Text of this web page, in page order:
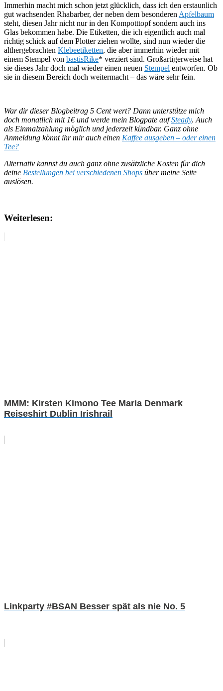
Immerhin macht mich schon jetzt glücklich, dass ich den erstaunlich
gut wachsenden Rhabarber, der neben dem besonderen Apfelbaum
steht, diesen Jahr nicht nur in den Kompotttopf sondern auch ins
Glas bekommen habe. Die Etiketten, die ich eigentlich auch mal
richtig schick auf dem Plotter ziehen wollte, sind nun wieder die
althergebrachten Klebeetiketten, die aber immerhin wieder mit
einem Stempel von bastisRike* verziert sind. Großartigerweise hat
sie dieses Jahr doch mal wieder einen neuen Stempel entworfen. Ob
sie in diesem Bereich doch weitermacht – das wäre sehr fein.
War dir dieser Blogbeitrag 5 Cent wert? Dann unterstütze mich
doch monatlich mit 1€ und werde mein Blogpate aufSteady. Auch
als Einmalzahlung möglich und jederzeit kündbar. Ganz ohne
Anmeldung könnt ihr mir auch einen Kaffee ausgeben – oder einen
Tee?
Alternativ kannst du auch ganz ohne zusätzliche Kosten für dich
deine Bestellungen bei verschiedenen Shops über meine Seite
auslösen.
Weiterlesen:
MMM: Kirsten Kimono Tee Maria Denmark
Reiseshirt Dublin Irishrail
Linkparty #BSAN Besser spät als nie No. 5